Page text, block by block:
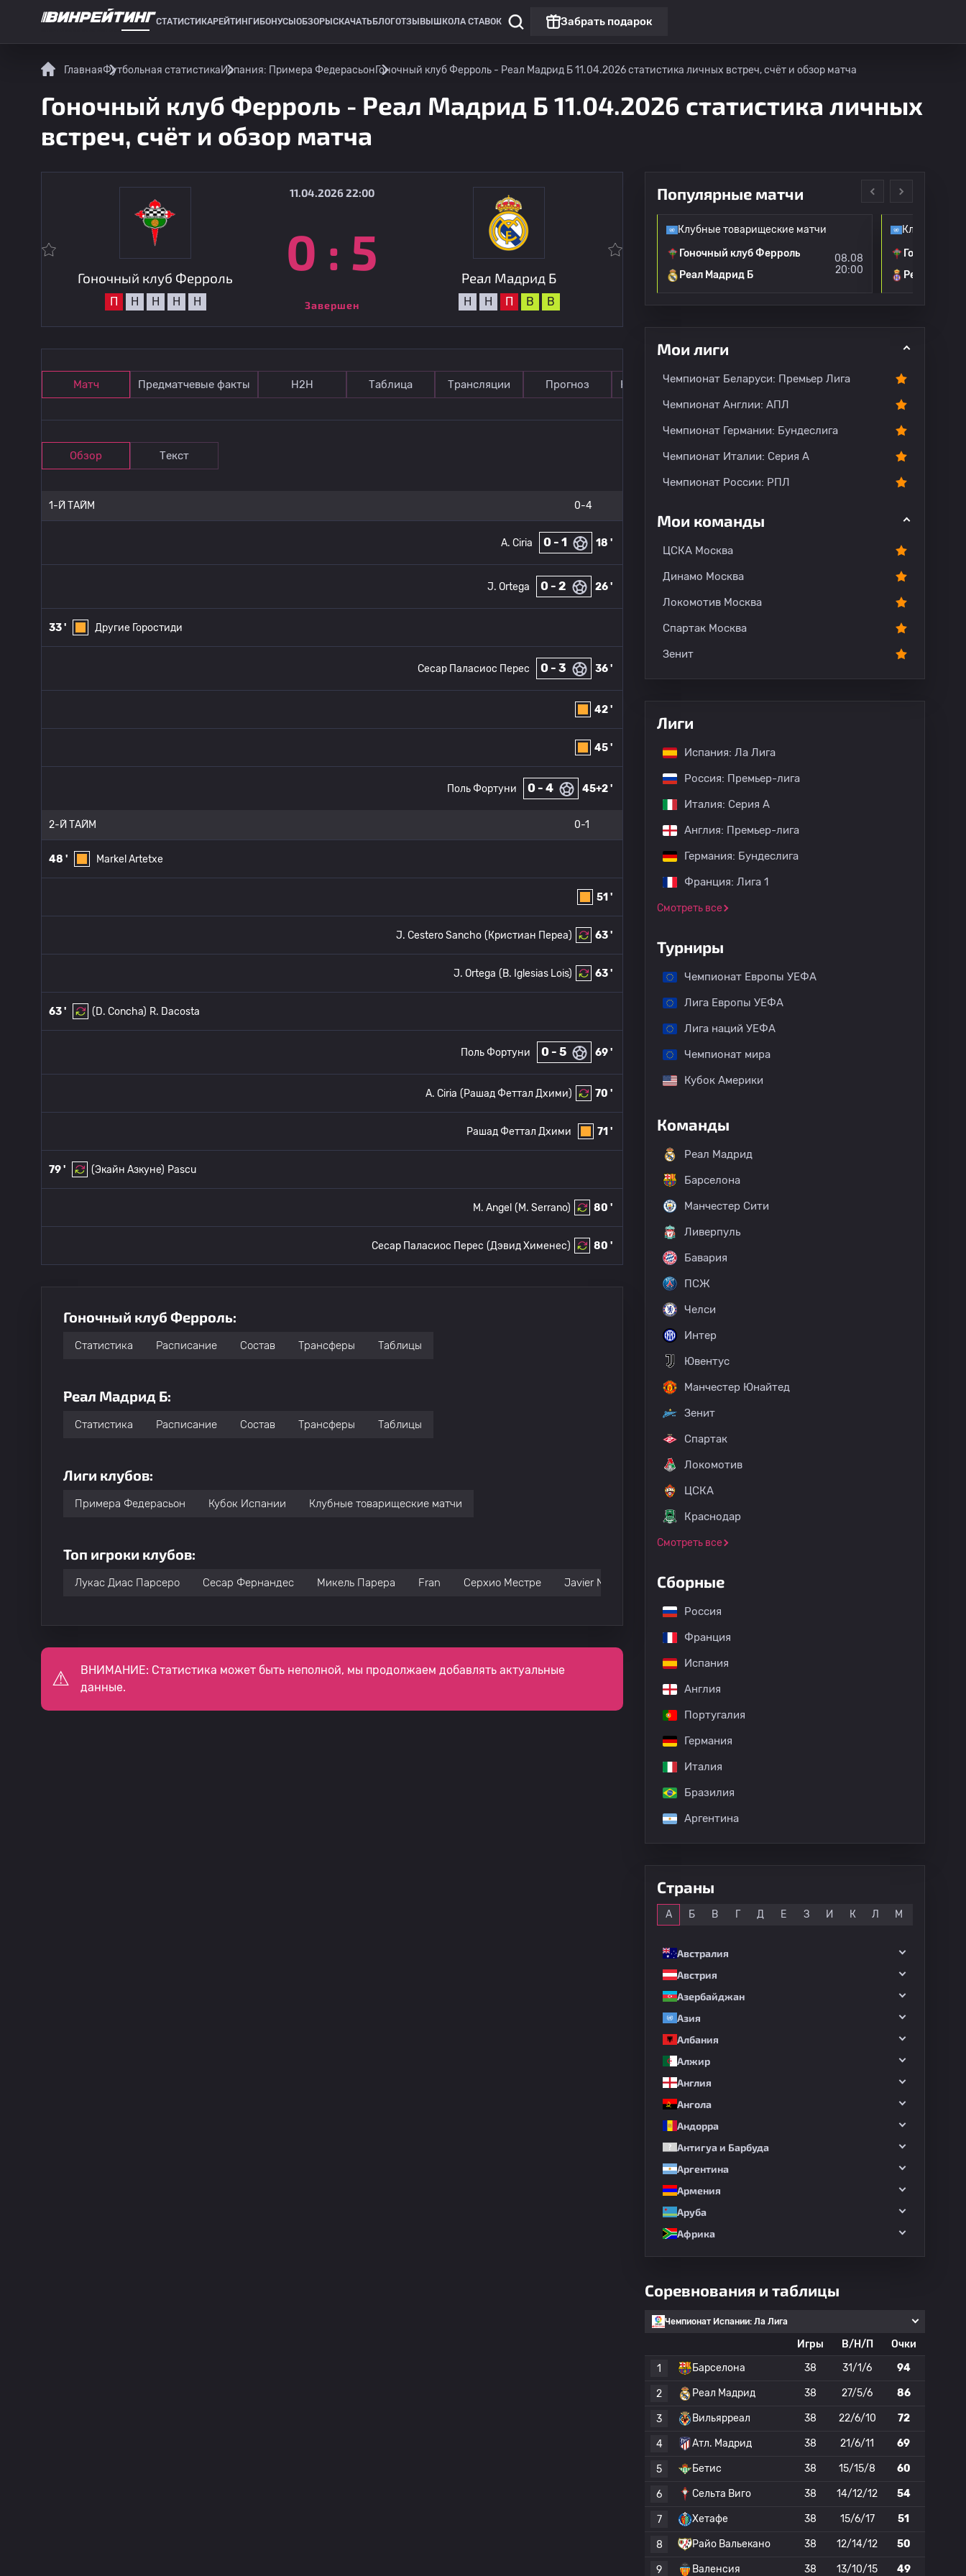
СТАТИСТИКАРЕЙТИНГИ БОНУСЫ ОБЗОРЫ СКАЧАТЬ БЛОГОТЗЫВЫ ШКОЛА СТАВОК Забрать подарок
ГлавнаяФутбольная статистикаИспания: Примера ФедерасьонГоночный клуб Ферроль - Реал Мадрид Б 11.04.2026 статистика личных встреч, счёт и обзор матча
Гоночный клуб Ферроль - Реал Мадрид Б 11.04.2026 статистика личных
встреч, счёт и обзор матча
Гоночный клуб Ферроль
П Н Н Н Н
11.04.2026 22:00
0 : 5
Завершен
Реал Мадрид Б
Н Н П В В
Матч Предматчевые факты Н2Н Таблица Трансляции Прогноз Комментарии
Обзор Текст
1-Й ТАЙМ 0-4
18 '
0 - 1
A. Ciria
26 '
0 - 2
J. Ortega
33 ' Другие Горостиди
36 '
0 - 3
Сесар Паласиос Перес
42 '
45 '
45+2 '
0 - 4
Поль Фортуни
2-Й ТАЙМ 0-1
48 ' Markel Artetxe
51 '
63 '
(Кристиан Переа)
J. Cestero Sancho
63 '
(B. Iglesias Lois)
J. Ortega
63 ' (D. Concha) R. Dacosta
69 '
0 - 5
Поль Фортуни
70 '
(Рашад Феттал Дхими)
A. Ciria
71 '
Рашад Феттал Дхими
79 ' (Экайн Азкуне) Pascu
80 '
(M. Serrano)
M. Angel
80 '
(Дэвид Хименес)
Сесар Паласиос Перес
Гоночный клуб Ферроль:
Статистика Расписание Состав Трансферы Таблицы
Реал Мадрид Б:
Статистика Расписание Состав Трансферы Таблицы
Лиги клубов:
Примера Федерасьон Кубок Испании Клубные товарищеские матчи
Топ игроки клубов:
Лукас Диас Парсеро Сесар Фернандес Микель Парера Fran Серхио Местре Javier Navarro Jimenez
ВНИМАНИЕ: Статистика может быть неполной, мы продолжаем добавлять актуальные
данные.
Популярные матчи
Чемпионат России: РПЛ
Локомотив Москва
Акрон
08.08
Клубные товарищеские матчи
Гоночный клуб Ферроль
Реал Мадрид Б
08.08
20:00
Клубные
Гоночный
Реал Авилес
Мои лиги
Чемпионат Беларуси: Премьер Лига
Чемпионат Англии: АПЛ
Чемпионат Германии: Бундеслига
Чемпионат Италии: Серия А
Чемпионат России: РПЛ
Мои команды
ЦСКА Москва
Динамо Москва
Локомотив Москва
Спартак Москва
Зенит
Лиги
Испания: Ла Лига
Россия: Премьер-лига
Италия: Серия А
Англия: Премьер-лига
Германия: Бундеслига
Франция: Лига 1
Смотреть все
Турниры
Чемпионат Европы УЕФА
Лига Европы УЕФА
Лига наций УЕФА
Чемпионат мира
Кубок Америки
Команды
Реал Мадрид
Барселона
Манчестер Сити
Ливерпуль
Бавария
ПСЖ
Челси
Интер
Ювентус
Манчестер Юнайтед
Зенит
Спартак
Локомотив
ЦСКА
Краснодар
Смотреть все
Сборные
Россия
Франция
Испания
Англия
Португалия
Германия
Италия
Бразилия
Аргентина
Страны
А Б В Г Д Е З И К Л М
Австралия
Австрия
Азербайджан
Азия
Албания
Алжир
Англия
Ангола
Андорра
Антигуа и Барбуда
Аргентина
Армения
Аруба
Африка
Соревнования и таблицы
Чемпионат Испании: Ла Лига
Игры В/Н/П
Очки
1
Барселона 38 31/1/6 94
2 Реал Мадрид 38 27/5/6 86
3 Вильярреал 38 22/6/10 72
4 Атл. Мадрид 38 21/6/11 69
5 Бетис 38 15/15/8 60
6 Сельта Виго 38 14/12/12 54
7 Хетафе 38 15/6/17 51
8 Райо Вальекано 38 12/14/12 50
9 Валенсия 38 13/10/15 49